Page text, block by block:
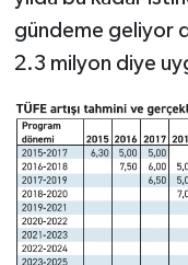
gündeme geliyor
2.3 milyon diye